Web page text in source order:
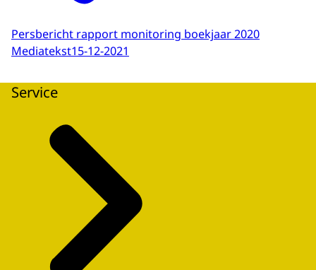
Persbericht rapport monitoring boekjaar 2020
Mediatekst15-12-2021
Service